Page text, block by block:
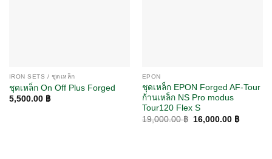
IRON SETS / ชุดเหล็ก
ชุดเหล็ก On Off Plus Forged
5,500.00 ฿
EPON
ชุดเหล็ก EPON Forged AF-Tour
ก้านเหล็ก NS Pro modus
Tour120 Flex S
19,000.00฿
Original
price
16,000.00 ฿Current